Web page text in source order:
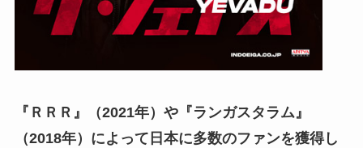
『ＲＲＲ』（2021年）や『ランガスタラム』
（2018年）によって日本に多数のファンを獲得し